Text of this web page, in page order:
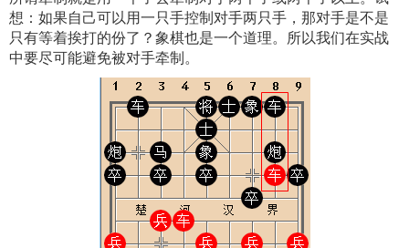
想：如果自己可以用一只手控制对手两只手，那对手是不是
只有等着挨打的份了？象棋也是一个道理。所以我们在实战
中要尽可能避免被对手牵制。